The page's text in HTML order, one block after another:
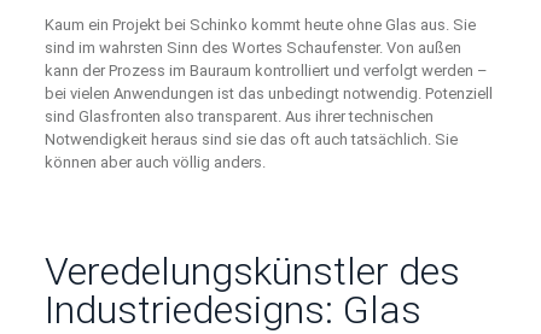
Kaum ein Projekt bei Schinko kommt heute ohne Glas aus. Sie
sind im wahrsten Sinn des Wortes Schaufenster. Von außen
kann der Prozess im Bauraum kontrolliert und verfolgt werden –
bei vielen Anwendungen ist das unbedingt notwendig. Potenziell
sind Glasfronten also transparent. Aus ihrer technischen
Notwendigkeit heraus sind sie das oft auch tatsächlich. Sie
können aber auch völlig anders.
Veredelungskünstler des
Industriedesigns: Glas